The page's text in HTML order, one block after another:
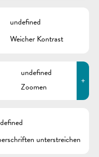
undefined
Weicher Kontrast
undefined
Zoomen
+
unterstreichen